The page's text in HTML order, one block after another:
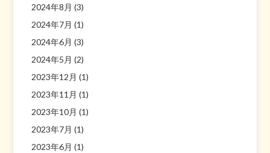
2024年8月 (3)
2024年7月 (1)
2024年6月 (3)
2024年5月 (2)
2023年12月 (1)
2023年11月 (1)
2023年10月 (1)
2023年7月 (1)
2023年6月 (1)